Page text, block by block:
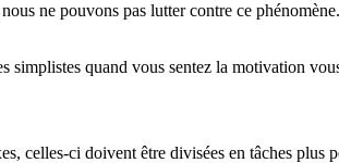
ne pouvons pas lutter contre ce
simplistes quand vous sentez la motivation
celles-ci doivent être divisées en tâches